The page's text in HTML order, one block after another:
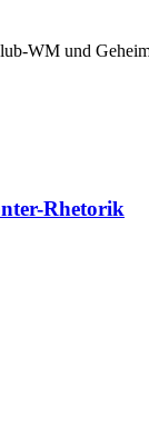
WM und
Rhetorik